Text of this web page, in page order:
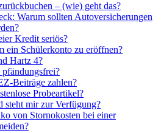
– (wie) geht das?
Warum sollten Autoversicherungen
Kredit seriös?
ein Schülerkonto zu eröffnen?
Hartz 4?
Beiträge zahlen?
Probeartikel?
steht mir zur Verfügung?
von Stornokosten bei einer